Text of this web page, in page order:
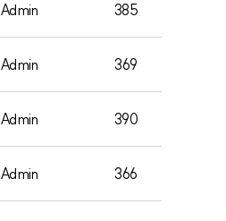
Admin 385
Admin 369
Admin 390
Admin 366